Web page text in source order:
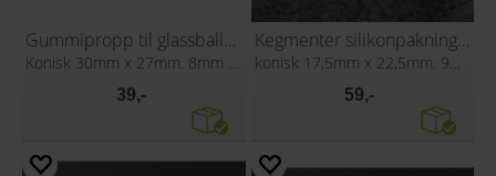
Gummipropp til glassballong
39,-
Kegmenter silikonpakning for gjærlås
59,-